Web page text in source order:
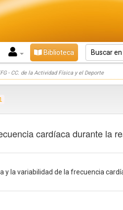
Biblioteca
- CC. de la Actividad Física y el Deporte
cardíaca durante la
y la variabilidad de la frecuencia